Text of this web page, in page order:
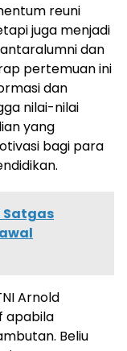
reuni
juga menjadi
dan
pertemuan ini
dan
nilai-nilai
yang
bagi para
Satgas
Arnold
apabila
Beliu